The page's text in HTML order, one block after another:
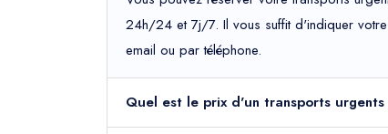
24h/24 et 7j/7. Il vous suffit d'indiquer
email ou par téléphone.
Quel est le prix d'un transports